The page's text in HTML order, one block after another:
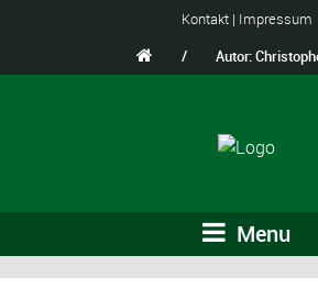
Kontakt| Impressum
/
Autor:
Menu